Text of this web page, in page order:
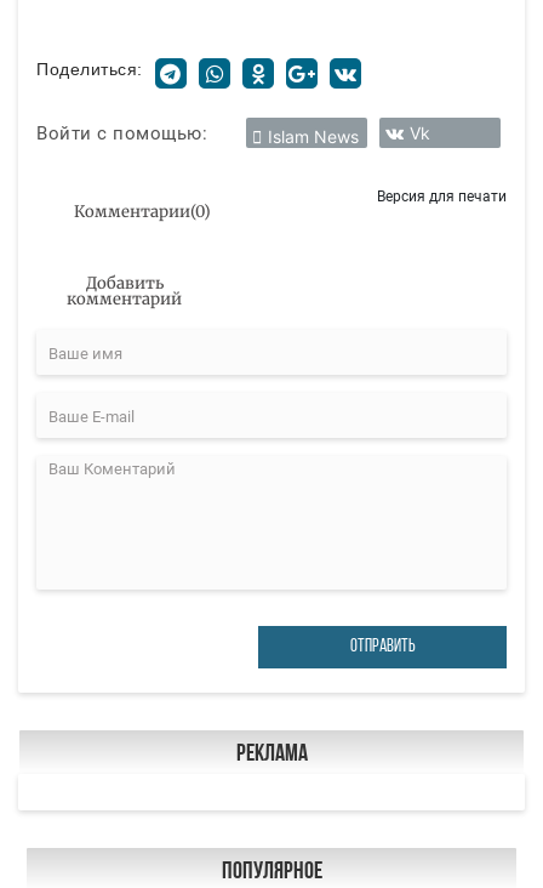
Поделиться:
Войти с помощью: Islam News Vk
Комментарии(0)
Версия для печати
Добавить
комментарий
ОТПРАВИТЬ
Реклама
Популярное